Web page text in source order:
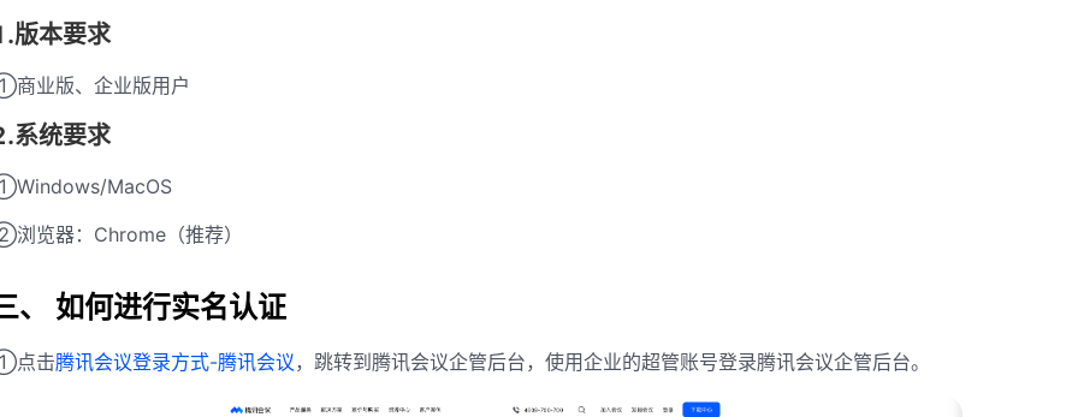
版本要求
业版、企业版用户
系统要求
MacOS
览器：Chrome（推荐）
、 如何进行实名认证
点击腾讯会议登录方式-腾讯会议，跳转到腾讯会议企管后台，使用企业的超管账号登录腾讯会议企管后台。